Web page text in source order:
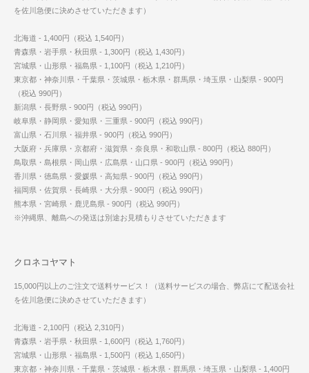
を佐川急便に決めさせていただきます）
北海道 - 1,400円（税込 1,540円）
青森県・岩手県・秋田県 - 1,300円（税込 1,430円）
宮城県・山形県・福島県 - 1,100円（税込 1,210円）
東京都・神奈川県・千葉県・茨城県・栃木県・群馬県・埼玉県・山梨県 - 900円
（税込 990円）
新潟県・長野県 - 900円（税込 990円）
岐阜県・静岡県・愛知県・三重県 - 900円（税込 990円）
富山県・石川県・福井県 - 900円（税込 990円）
大阪府・兵庫県・京都府・滋賀県・奈良県・和歌山県 - 800円（税込 880円）
鳥取県・島根県・岡山県・広島県・山口県 - 900円（税込 990円）
香川県・徳島県・愛媛県・高知県 - 900円（税込 990円）
福岡県・佐賀県・長崎県・大分県 - 900円（税込 990円）
熊本県・宮崎県・鹿児島県 - 900円（税込 990円）
※沖縄県、離島への発送は別途お見積もりさせていただきます
クロネコヤマト
15,000円以上のご注文で送料サービス！（送料サービスの場合、弊店にて配送会社
を佐川急便に決めさせていただきます）
北海道 - 2,100円（税込 2,310円）
青森県・岩手県・秋田県 - 1,600円（税込 1,760円）
宮城県・山形県・福島県 - 1,500円（税込 1,650円）
東京都・神奈川県・千葉県・茨城県・栃木県・群馬県・埼玉県・山梨県 - 1,400円